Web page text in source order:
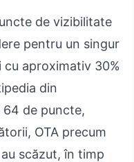
de vizibilitate
pentru un singur
aproximativ 30%
din
64 de puncte,
OTA precum
scăzut, în timp